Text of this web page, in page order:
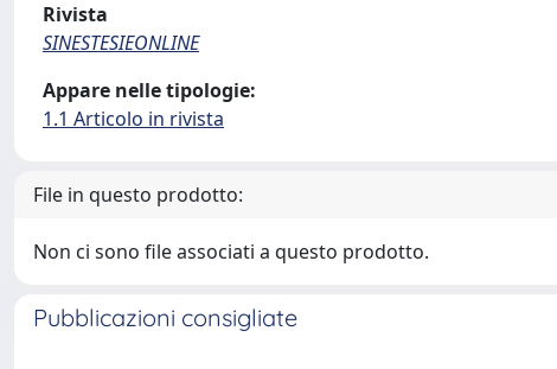
Rivista
SINESTESIEONLINE
Appare nelle tipologie:
1.1 Articolo in rivista
File in questo prodotto:
Non ci sono file associati a questo prodotto.
Pubblicazioni consigliate